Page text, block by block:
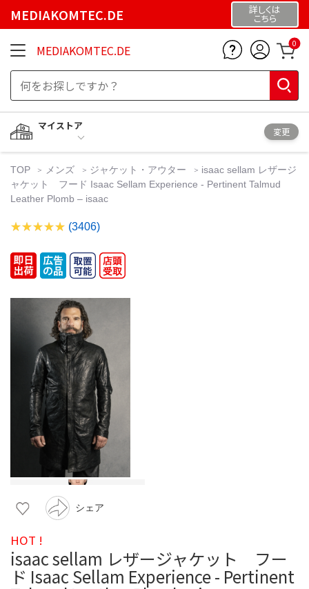
MEDIAKOMTEC.DE 詳しくは
こちら
MEDIAKOMTEC.DE 0
マイストア
変更
TOP メンズ ジャケット・アウター
isaac sellam レザージ
ャケット フード Isaac Sellam Experience - Pertinent Talmud
Leather Plomb – isaac
(3406)
シェア
HOT !
isaac sellam レザージャケット フー
ド Isaac Sellam Experience - Pertinent